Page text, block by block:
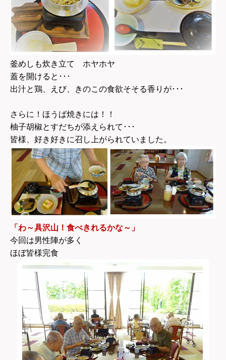
釜めしも炊き立て ホヤホヤ
蓋を開けると･･･
出汁と鶏、えび、きのこの食欲そそる香りが･･･
さらに！ほうば焼きには！！
柚子胡椒とすだちが添えられて･･･
皆様、好き好きに召し上がられていました。
「わ～具沢山！食べきれるかな～」
今回は男性陣が多く
ほぼ皆様完食